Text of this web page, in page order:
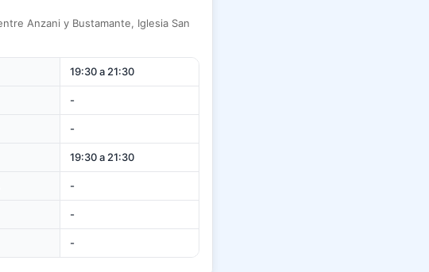
Anzani y Bustamante, Iglesia San
19:30 a 21:30
-
-
19:30 a 21:30
-
-
-